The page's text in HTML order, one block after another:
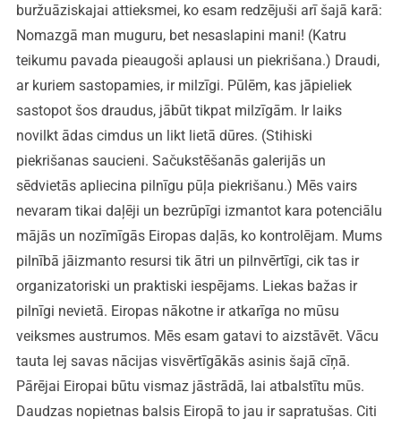
buržuāziskajai attieksmei, ko esam redzējuši arī šajā karā:
Nomazgā man muguru, bet nesaslapini mani! (Katru
teikumu pavada pieaugoši aplausi un piekrišana.) Draudi,
ar kuriem sastopamies, ir milzīgi. Pūlēm, kas jāpieliek
sastopot šos draudus, jābūt tikpat milzīgām. Ir laiks
novilkt ādas cimdus un likt lietā dūres. (Stihiski
piekrišanas saucieni. Sačukstēšanās galerijās un
sēdvietās apliecina pilnīgu pūļa piekrišanu.) Mēs vairs
nevaram tikai daļēji un bezrūpīgi izmantot kara potenciālu
mājās un nozīmīgās Eiropas daļās, ko kontrolējam. Mums
pilnībā jāizmanto resursi tik ātri un pilnvērtīgi, cik tas ir
organizatoriski un praktiski iespējams. Liekas bažas ir
pilnīgi nevietā. Eiropas nākotne ir atkarīga no mūsu
veiksmes austrumos. Mēs esam gatavi to aizstāvēt. Vācu
tauta lej savas nācijas visvērtīgākās asinis šajā cīņā.
Pārējai Eiropai būtu vismaz jāstrādā, lai atbalstītu mūs.
Daudzas nopietnas balsis Eiropā to jau ir sapratušas. Citi